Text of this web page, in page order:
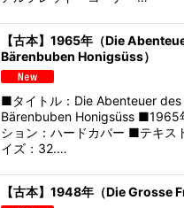
【古本】1965年（Die
Bärenbuben Honigsüss）
■タイトル：Die Abenteuer
Bärenbuben Honigsüss ■1965
ション：ハードカバー ■テキス
イズ：32.…
【古本】1948年（Die Grosse